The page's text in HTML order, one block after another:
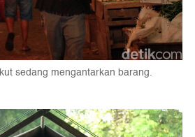
sedang mengantarkan barang.